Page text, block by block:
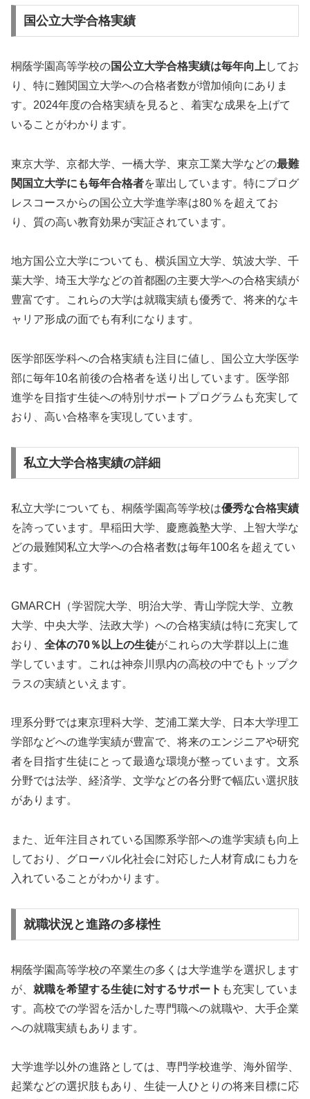
国公立大学合格実績
桐蔭学園高等学校の国公立大学合格実績は毎年向上 してお
り、特に難関国立大学への合格者数が増加傾向にありま
す。2024年度の合格実績を見ると、着実な成果を上げて
いることがわかります。
東京大学、京都大学、一橋大学、東京工業大学などの最難
関国立大学にも毎年合格者を輩出しています。特にプログ
レスコースからの国公立大学進学率は80％を超えてお
り、質の高い教育効果が実証されています。
地方国公立大学についても、横浜国立大学、筑波大学、千
葉大学、埼玉大学などの首都圏の主要大学への合格実績が
豊富です。これらの大学は就職実績も優秀で、将来的なキ
ャリア形成の面でも有利になります。
医学部医学科への合格実績も注目に値し、国公立大学医学
部に毎年10名前後の合格者を送り出しています。医学部
進学を目指す生徒への特別サポートプログラムも充実して
おり、高い合格率を実現しています。
私立大学合格実績の詳細
私立大学についても、桐蔭学園高等学校は優秀な合格実績
を誇っています。早稲田大学、慶應義塾大学、上智大学な
どの最難関私立大学への合格者数は毎年100名を超えてい
ます。
GMARCH（学習院大学、明治大学、青山学院大学、立教
大学、中央大学、法政大学）への合格実績は特に充実して
おり、 全体の70％以上の生徒がこれらの大学群以上に進
学しています。これは神奈川県内の高校の中でもトップク
ラスの実績といえます。
理系分野では東京理科大学、芝浦工業大学、日本大学理工
学部などへの進学実績が豊富で、将来のエンジニアや研究
者を目指す生徒にとって最適な環境が整っています。文系
分野では法学、経済学、文学などの各分野で幅広い選択肢
があります。
また、近年注目されている国際系学部への進学実績も向上
しており、グローバル化社会に対応した人材育成にも力を
入れていることがわかります。
就職状況と進路の多様性
桐蔭学園高等学校の卒業生の多くは大学進学を選択します
が、 就職を希望する生徒に対するサポート も充実していま
す。高校での学習を活かした専門職への就職や、大手企業
への就職実績もあります。
大学進学以外の進路としては、専門学校進学、海外留学、
起業などの選択肢もあり、生徒一人ひとりの将来目標に応